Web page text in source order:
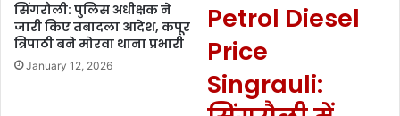
सिंगरौली: पुलिस अधीक्षक ने
जारी किए तबादला आदेश, कपूर
त्रिपाठी बने मोरवा थाना प्रभारी
January 12, 2026
Petrol Diesel
Price
Singrauli: